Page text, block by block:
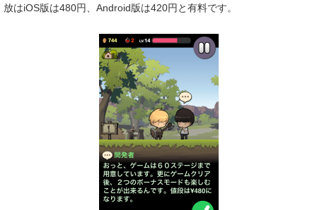
放はiOS版は480円、Android版は420円と有料です。